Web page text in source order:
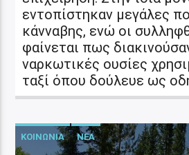
εντοπίστηκαν μεγάλες
κάνναβης, ενώ οι
φαίνεται πως
ναρκωτικές ουσίες
ταξί όπου δούλευε ως
ΚΟΙΝΩΝΙΑ ΝΕΑ